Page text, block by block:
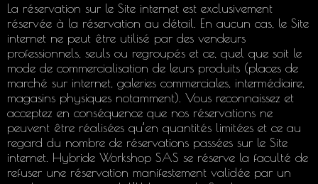
La réservation sur le Site internet est exclusivement
réservée à la réservation au détail. En aucun cas, le Site
internet ne peut être utilisé par des vendeurs
professionnels, seuls ou regroupés et ce, quel que soit le
mode de commercialisation de leurs produits (places de
marché sur internet, galeries commerciales, intermédiaire,
magasins physiques notamment). Vous reconnaissez et
acceptez en conséquence que nos réservations ne
peuvent être réalisées qu’en quantités limitées et ce au
regard du nombre de réservations passées sur le Site
internet. Hybride Workshop SAS se réserve la faculté de
refuser une réservation manifestement validée par un